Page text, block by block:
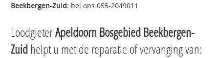
Beekbergen-Zuid: bel ons 055-2049011
LoodgieterApeldoorn Bosgebied Beekbergen-
Zuidhelpt u met de reparatie of vervanging van: